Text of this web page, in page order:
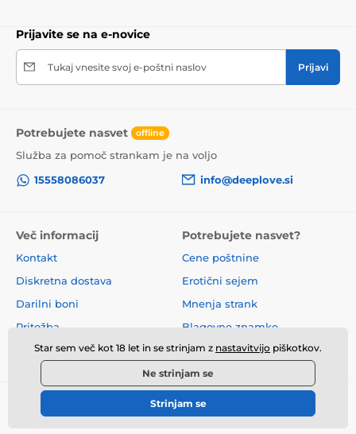
Prijavite se na e-novice
Tukaj vnesite svoj e-poštni naslov Prijavi
Potrebujete nasvet offline
Služba za pomoč strankam je na voljo
15558086037
info@deeplove.si
Več informacij
Kontakt
Diskretna dostava
Darilni boni
Pritožba
O nas
Potrebujete nasvet?
Cene poštnine
Erotični sejem
Mnenja strank
Blagovne znamke
Poslovni pogoji
© 2026 www.deeplove.si ⦁ E-trgovino je ustvarila
Star sem več kot 18 let in se strinjam z nastavitvijo piškotkov.
Ne strinjam se
Strinjam se